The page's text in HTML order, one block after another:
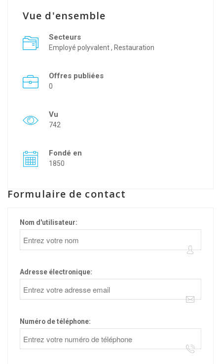
Vue d'ensemble
Secteurs
Employé polyvalent , Restauration
Offres publiées
0
Vu
742
Fondé en
1850
Formulaire de contact
Nom d'utilisateur:
Adresse électronique:
Numéro de téléphone: